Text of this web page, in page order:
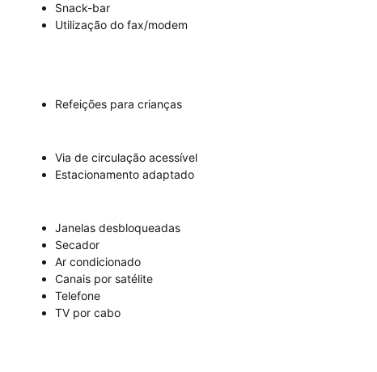
Snack-bar
Utilização do fax/modem
Refeições para crianças
Via de circulação acessível
Estacionamento adaptado
Janelas desbloqueadas
Secador
Ar condicionado
Canais por satélite
Telefone
TV por cabo